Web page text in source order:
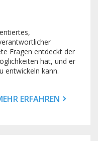
Fragen entdeckt der
hat, und er
entwickeln kann.
ERFAHREN